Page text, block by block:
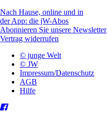
Nach Hause, online und in
der App: die jW-Abos
Abonnieren Sie unsere Newsletter
Vertrag widerrufen
© junge Welt
© JW
Impressum/Datenschutz
AGB
Hilfe